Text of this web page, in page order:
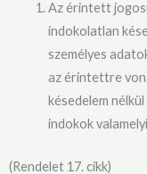
Az érintett
indokolatlan
személyes
az érintettre
késedelem
indokok
(Rendelet 17. cikk)